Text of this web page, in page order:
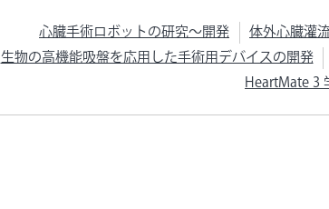
心臓手術ロボットの研究〜開発 体外心臓灌
生物の高機能吸盤を応用した手術用デバイスの開発
HeartMate 3